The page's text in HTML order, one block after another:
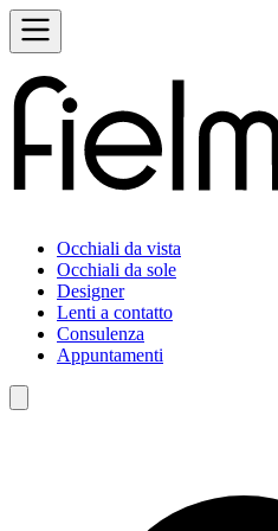
Occhiali da vista
Occhiali da sole
Designer
Lenti a contatto
Consulenza
Appuntamenti